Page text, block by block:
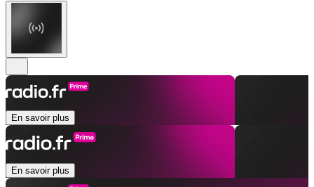
En savoir plus
En savoir plus